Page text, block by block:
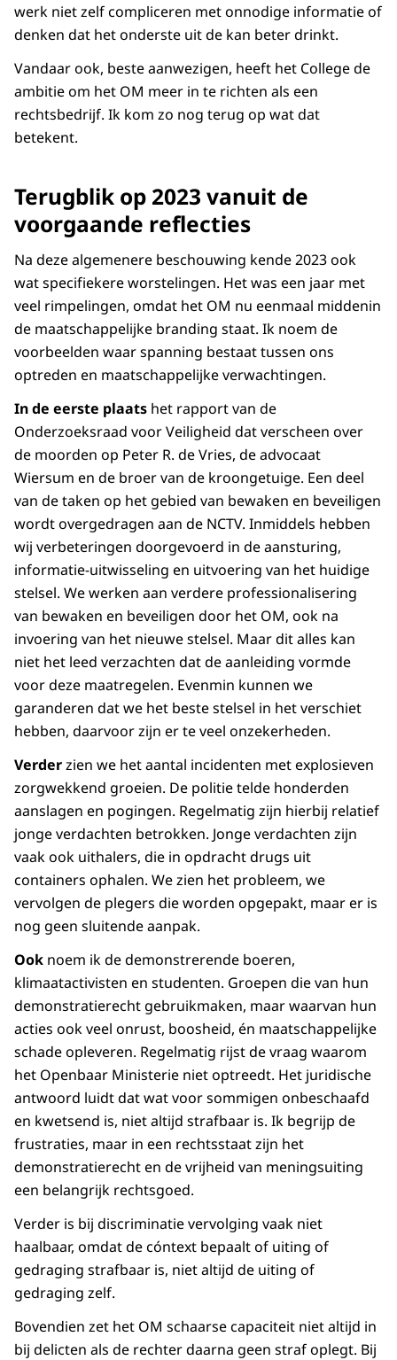
werk niet zelf compliceren met onnodige informatie of
denken dat het onderste uit de kan beter drinkt.
Vandaar ook, beste aanwezigen, heeft het College de
ambitie om het OM meer in te richten als een
rechtsbedrijf. Ik kom zo nog terug op wat dat
betekent.
Terugblik op 2023 vanuit de
voorgaande reflecties
Na deze algemenere beschouwing kende 2023 ook
wat specifiekere worstelingen. Het was een jaar met
veel rimpelingen, omdat het OM nu eenmaal middenin
de maatschappelijke branding staat. Ik noem de
voorbeelden waar spanning bestaat tussen ons
optreden en maatschappelijke verwachtingen.
In de eerste plaats het rapport van de
Onderzoeksraad voor Veiligheid dat verscheen over
de moorden op Peter R. de Vries, de advocaat
Wiersum en de broer van de kroongetuige. Een deel
van de taken op het gebied van bewaken en beveiligen
wordt overgedragen aan de NCTV. Inmiddels hebben
wij verbeteringen doorgevoerd in de aansturing,
informatie-uitwisseling en uitvoering van het huidige
stelsel. We werken aan verdere professionalisering
van bewaken en beveiligen door het OM, ook na
invoering van het nieuwe stelsel. Maar dit alles kan
niet het leed verzachten dat de aanleiding vormde
voor deze maatregelen. Evenmin kunnen we
garanderen dat we het beste stelsel in het verschiet
hebben, daarvoor zijn er te veel onzekerheden.
Verderzien we het aantal incidenten met explosieven
zorgwekkend groeien. De politie telde honderden
aanslagen en pogingen. Regelmatig zijn hierbij relatief
jonge verdachten betrokken. Jonge verdachten zijn
vaak ook uithalers, die in opdracht drugs uit
containers ophalen. We zien het probleem, we
vervolgen de plegers die worden opgepakt, maar er is
nog geen sluitende aanpak.
Ook noem ik de demonstrerende boeren,
klimaatactivisten en studenten. Groepen die van hun
demonstratierecht gebruikmaken, maar waarvan hun
acties ook veel onrust, boosheid, én maatschappelijke
schade opleveren. Regelmatig rijst de vraag waarom
het Openbaar Ministerie niet optreedt. Het juridische
antwoord luidt dat wat voor sommigen onbeschaafd
en kwetsend is, niet altijd strafbaar is. Ik begrijp de
frustraties, maar in een rechtsstaat zijn het
demonstratierecht en de vrijheid van meningsuiting
een belangrijk rechtsgoed.
Verder is bij discriminatie vervolging vaak niet
haalbaar, omdat de cóntext bepaalt of uiting of
gedraging strafbaar is, niet altijd de uiting of
gedraging zelf.
Bovendien zet het OM schaarse capaciteit niet altijd in
bij delicten als de rechter daarna geen straf oplegt. Bij